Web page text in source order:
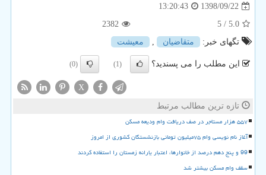
1398/09/22
13:20:43
5.0
/ 5
2382
تگهای خبر:
متقاضیان , معیشت
این مطلب را می پسندید؟ (1)
(0)
X
تازه ترین مطالب مرتبط
۵۵۷ هزار مستاجر در صف دریافت وام ودیعه مسکن
آغاز نام نویسی وام ۷۵میلیون تومانی بازنشستگان کشوری از امروز
99 و پنج دهم درصد از خانوارها، اعتبار یارانه زمستان را استفاده کردند
سقف وام مسکن بیشتر شد